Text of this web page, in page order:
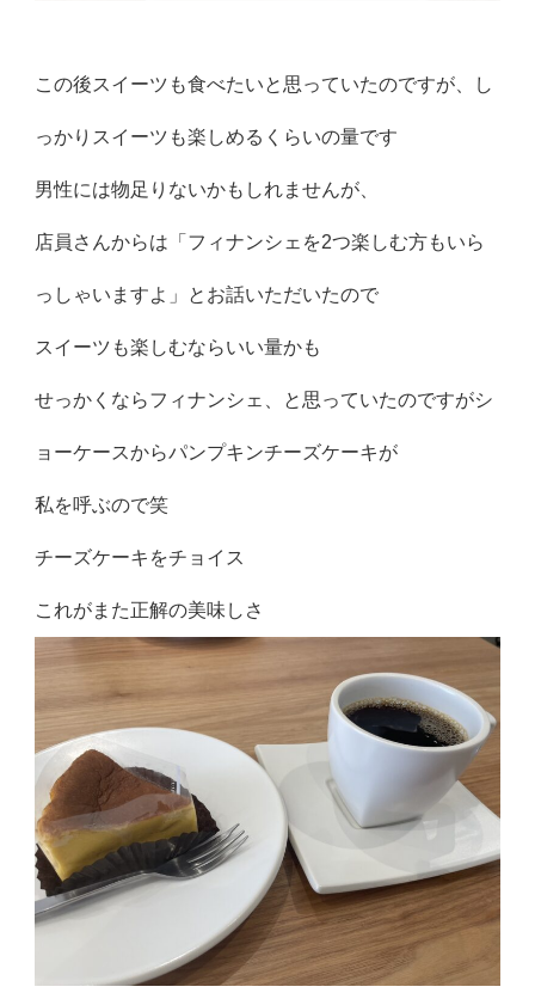
この後スイーツも食べたいと思っていたのですが、し
っかりスイーツも楽しめるくらいの量です
男性には物足りないかもしれませんが、
店員さんからは「フィナンシェを2つ楽しむ方もいら
っしゃいますよ」とお話いただいたので
スイーツも楽しむならいい量かも
せっかくならフィナンシェ、と思っていたのですがシ
ョーケースからパンプキンチーズケーキが
私を呼ぶので笑
チーズケーキをチョイス
これがまた正解の美味しさ